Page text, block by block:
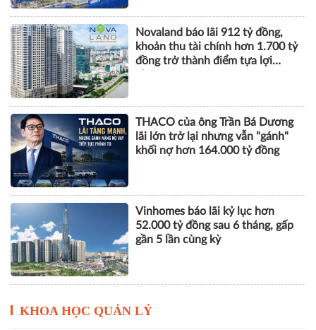
Novaland báo lãi 912 tỷ đồng,
khoản thu tài chính hơn 1.700 tỷ
đồng trở thành điểm tựa lợi
nhuận
THACO của ông Trần Bá Dương
lãi lớn trở lại nhưng vẫn "gánh"
khối nợ hơn 164.000 tỷ đồng
Vinhomes báo lãi kỷ lục hơn
52.000 tỷ đồng sau 6 tháng, gấp
gần 5 lần cùng kỳ
KHOA HỌC QUẢN LÝ